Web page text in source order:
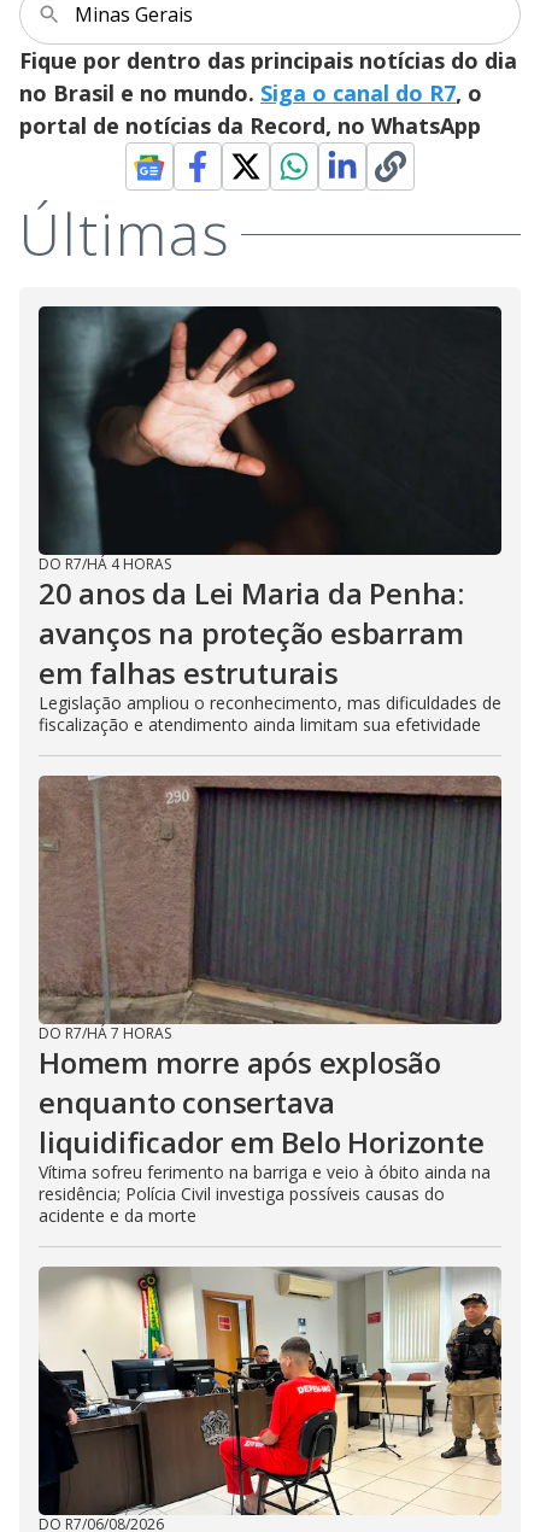
Minas Gerais
Fique por dentro das principais notícias do dia
no Brasil e no mundo. Siga o canal do R7, o
portal de notícias da Record, no WhatsApp
Últimas
DO R7/HÁ 4 HORAS
20 anos da Lei Maria da Penha:
avanços na proteção esbarram
em falhas estruturais
Legislação ampliou o reconhecimento, mas dificuldades de
fiscalização e atendimento ainda limitam sua efetividade
DO R7/HÁ 7 HORAS
Homem morre após explosão
enquanto consertava
liquidificador em Belo Horizonte
Vítima sofreu ferimento na barriga e veio à óbito ainda na
residência; Polícia Civil investiga possíveis causas do
acidente e da morte
DO R7/06/08/2026